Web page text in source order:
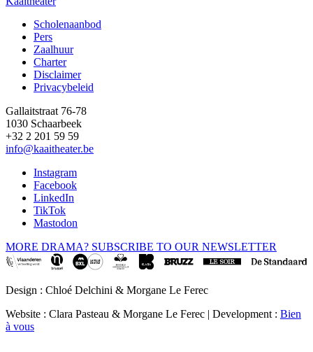
Footer
Scholenaanbod
Pers
Zaalhuur
Charter
Disclaimer
Privacybeleid
Gallaitstraat 76-78
1030 Schaarbeek
+32 2 201 59 59
info@kaaitheater.be
Instagram
Facebook
LinkedIn
TikTok
Mastodon
MORE DRAMA? SUBSCRIBE TO OUR NEWSLETTER
Design : Chloé Delchini & Morgane Le Ferec
Website : Clara Pasteau & Morgane Le Ferec | Development : Bien
à vous